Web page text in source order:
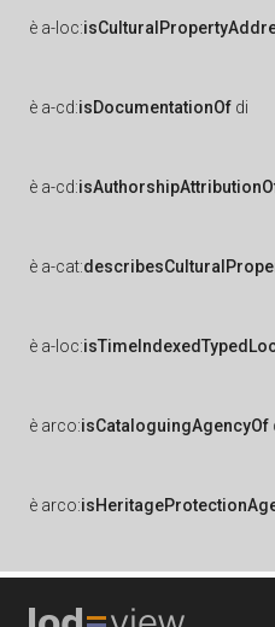
è a-loc:
è a-cd:isDocumentationOf di
è a-cd:
è a-cat:
è a-loc:
è arco:isCataloguingAgencyOf
è arco: